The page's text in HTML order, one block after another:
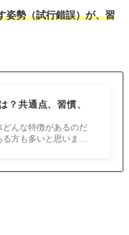
姿勢（試行錯誤）が、習
？共通点、習慣、
どんな特徴があるのだ
方も多いと思いま